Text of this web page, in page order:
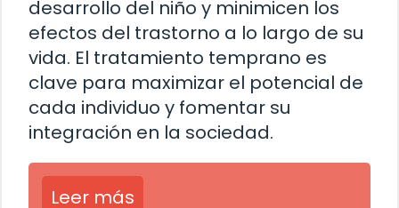
desarrollo del niño y minimicen los
efectos del trastorno a lo largo de su
vida. El tratamiento temprano es
clave para maximizar el potencial de
cada individuo y fomentar su
integración en la sociedad.
Leer más